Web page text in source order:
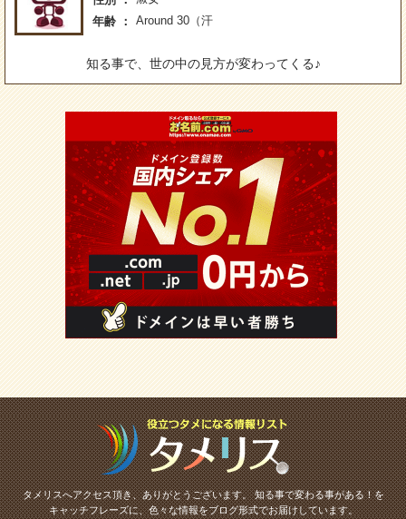
年齢
Around 30（汗
知る事で、世の中の見方が変わってくる♪
タメリスへアクセス頂き、ありがとうございます。知る事で変わる事がある！を
キャッチフレーズに、色々な情報をブログ形式でお届けしています。